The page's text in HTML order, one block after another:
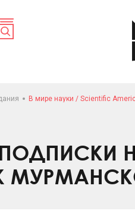
В мире науки / Scientific